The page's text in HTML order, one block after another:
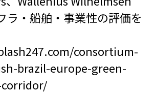
ラ・船舶・事業性の評価を
consortium-
brazil-europe-green-